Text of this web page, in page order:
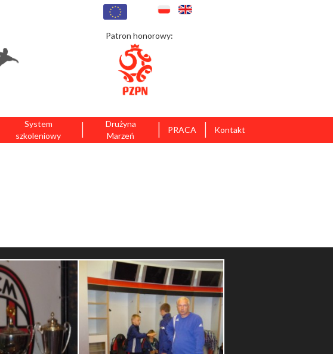
Patron honorowy:
System
szkoleniowy
Drużyna
Marzeń
| PRACA
| Kontakt
|